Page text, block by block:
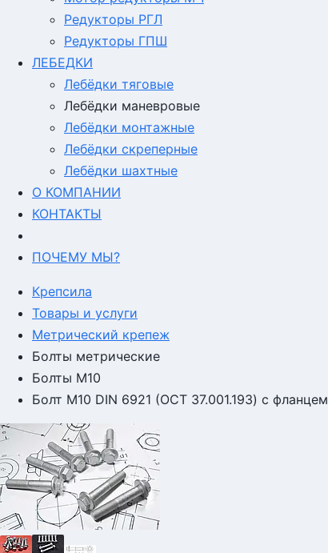
Редукторы РГЛ
Редукторы ГПШ
ЛЕБЕДКИ
Лебёдки тяговые
Лебёдки маневровые
Лебёдки монтажные
Лебёдки скреперные
Лебёдки шахтные
О КОМПАНИИ
КОНТАКТЫ
ПОЧЕМУ МЫ?
Крепсила
Товары и услуги
Метрический крепеж
Болты метрические
Болты М10
Болт М10 DIN 6921 (ОСТ 37.001.193) с фланцем